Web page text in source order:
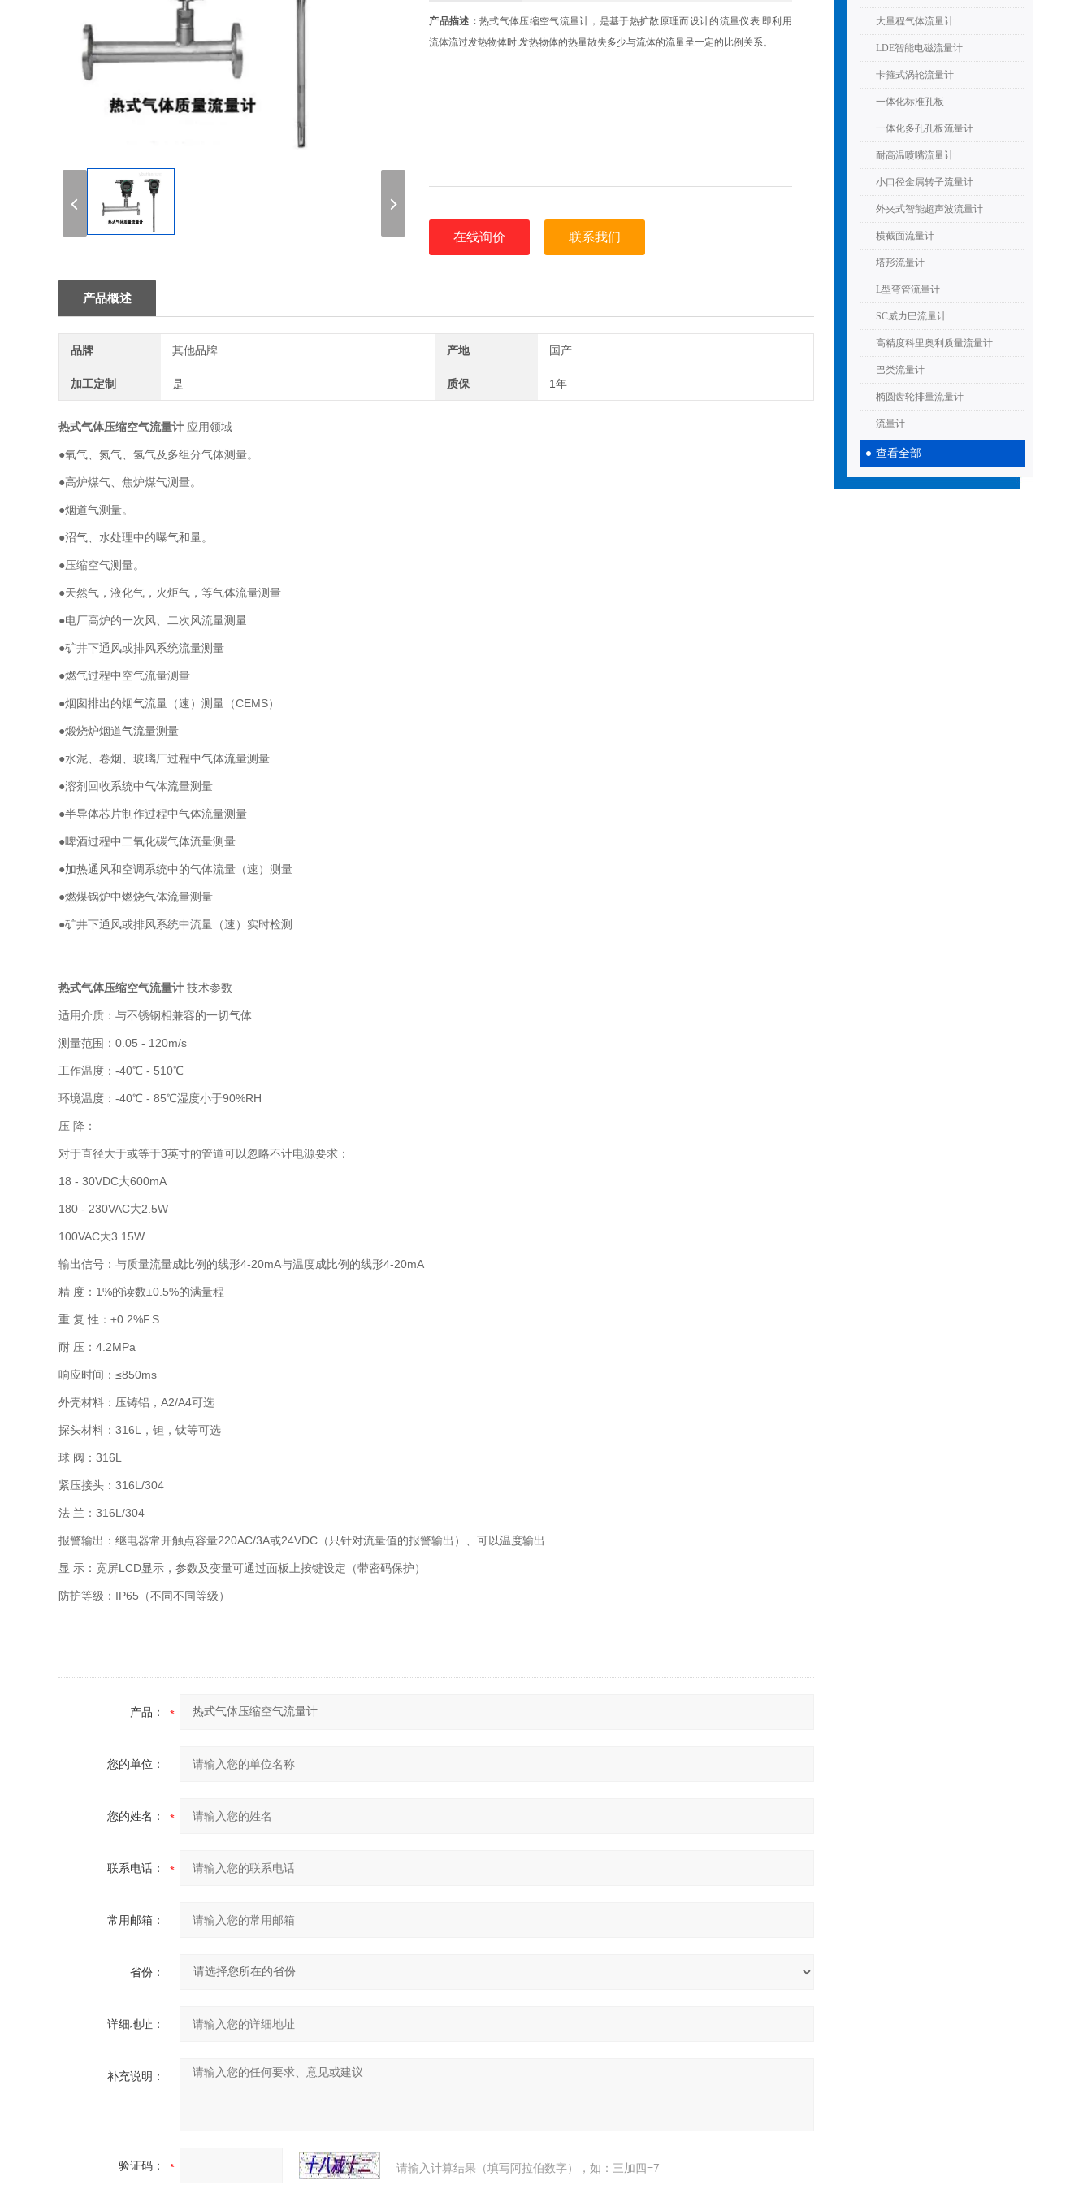
大量程气体流量计
LDE智能电磁流量计
卡箍式涡轮流量计
一体化标准孔板
一体化多孔孔板流量计
耐高温喷嘴流量计
小口径金属转子流量计
外夹式智能超声波流量计
横截面流量计
塔形流量计
L型弯管流量计
SC威力巴流量计
高精度科里奥利质量流量计
巴类流量计
椭圆齿轮排量流量计
流量计
查看全部
产品描述： 热式气体压缩空气流量计，是基于热扩散原理而设计的流量仪表.即利用
流体流过发热物体时,发热物体的热量散失多少与流体的流量呈一定的比例关系。
在线询价 联系我们
产品概述
品牌 其他品牌 产地 国产
加工定制 是 质保 1年
热式气体压缩空气流量计 应用领域
●氧气、氮气、氢气及多组分气体测量。
●高炉煤气、焦炉煤气测量。
●烟道气测量。
●沼气、水处理中的曝气和量。
●压缩空气测量。
●天然气，液化气，火炬气，等气体流量测量
●电厂高炉的一次风、二次风流量测量
●矿井下通风或排风系统流量测量
●燃气过程中空气流量测量
●烟囱排出的烟气流量（速）测量（CEMS）
●煅烧炉烟道气流量测量
●水泥、卷烟、玻璃厂过程中气体流量测量
●溶剂回收系统中气体流量测量
●半导体芯片制作过程中气体流量测量
●啤酒过程中二氧化碳气体流量测量
●加热通风和空调系统中的气体流量（速）测量
●燃煤锅炉中燃烧气体流量测量
●矿井下通风或排风系统中流量（速）实时检测
热式气体压缩空气流量计 技术参数
适用介质：与不锈钢相兼容的一切气体
测量范围：0.05 - 120m/s
工作温度：-40℃ - 510℃
环境温度：-40℃ - 85℃湿度小于90%RH
压 降：
对于直径大于或等于3英寸的管道可以忽略不计电源要求：
18 - 30VDC大600mA
180 - 230VAC大2.5W
100VAC大3.15W
输出信号：与质量流量成比例的线形4-20mA与温度成比例的线形4-20mA
精 度：1%的读数±0.5%的满量程
重 复 性：±0.2%F.S
耐 压：4.2MPa
响应时间：≤850ms
外壳材料：压铸铝，A2/A4可选
探头材料：316L，钽，钛等可选
球 阀：316L
紧压接头：316L/304
法 兰：316L/304
报警输出：继电器常开触点容量220AC/3A或24VDC（只针对流量值的报警输出）、可以温度输出
显 示：宽屏LCD显示，参数及变量可通过面板上按键设定（带密码保护）
防护等级：IP65（不同不同等级）
产品：
您的单位：
您的姓名：
联系电话：
常用邮箱：
省份：
详细地址：
补充说明：
验证码： 请输入计算结果（填写阿拉伯数字），如：三加四=7